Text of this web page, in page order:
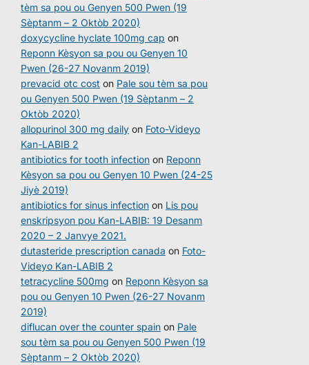
tèm sa pou ou Genyen 500 Pwen (19
Sèptanm – 2 Oktòb 2020)
doxycycline hyclate 100mg cap on
Reponn Kèsyon sa pou ou Genyen 10
Pwen (26-27 Novanm 2019)
prevacid otc cost on Pale sou tèm sa pou
ou Genyen 500 Pwen (19 Sèptanm – 2
Oktòb 2020)
allopurinol 300 mg daily on Foto-Videyo
Kan-LABIB 2
antibiotics for tooth infection on Reponn
Kèsyon sa pou ou Genyen 10 Pwen (24-25
Jiyè 2019)
antibiotics for sinus infection on Lis pou
enskripsyon pou Kan-LABIB: 19 Desanm
2020 – 2 Janvye 2021.
dutasteride prescription canada on Foto-
Videyo Kan-LABIB 2
tetracycline 500mg on Reponn Kèsyon sa
pou ou Genyen 10 Pwen (26-27 Novanm
2019)
diflucan over the counter spain on Pale
sou tèm sa pou ou Genyen 500 Pwen (19
Sèptanm – 2 Oktòb 2020)